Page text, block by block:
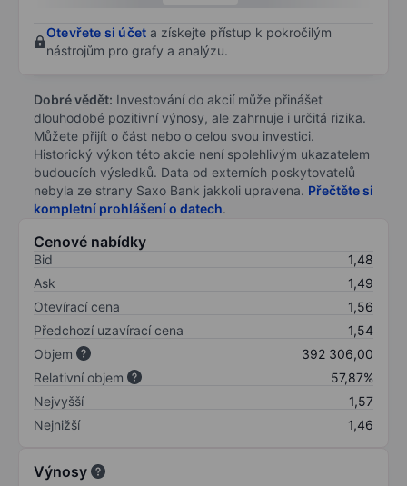
Otevřete si účet a získejte přístup k pokročilým
nástrojům pro grafy a analýzu.
Dobré vědět: Investování do akcií může přinášet
dlouhodobé pozitivní výnosy, ale zahrnuje i určitá rizika.
Můžete přijít o část nebo o celou svou investici.
Historický výkon této akcie není spolehlivým ukazatelem
budoucích výsledků. Data od externích poskytovatelů
nebyla ze strany Saxo Bank jakkoli upravena. Přečtěte si
kompletní prohlášení o datech.
Cenové nabídky
Bid
1,48
Ask
1,49
Otevírací cena
1,56
Předchozí uzavírací cena
1,54
Objem
392 306,00
Relativní objem
57,87%
Nejvyšší
1,57
Nejnižší
1,46
Výnosy